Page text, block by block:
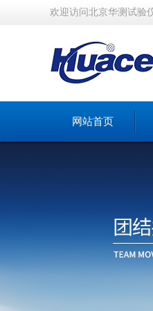
欢迎访问北京华测试验
网站首页